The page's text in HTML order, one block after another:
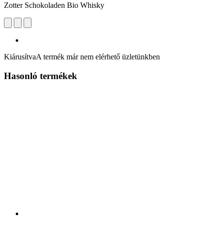
Zotter Schokoladen Bio Whisky
KiárusítvaA termék már nem elérhető üzletünkben
Hasonló termékek